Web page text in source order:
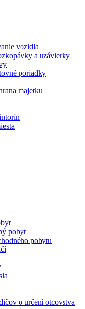
vozidla
a uzávierky
poriadky
majetku
pobyt
pobytu
o určení otcovstva